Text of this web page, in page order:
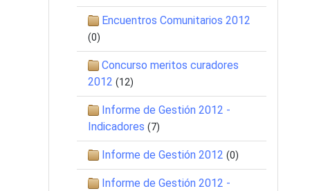
Encuentros Comunitarios 2012
(0)
Concurso meritos curadores
2012 (12)
Informe de Gestión 2012 -
Indicadores (7)
Informe de Gestión 2012 (0)
Informe de Gestión 2012 -